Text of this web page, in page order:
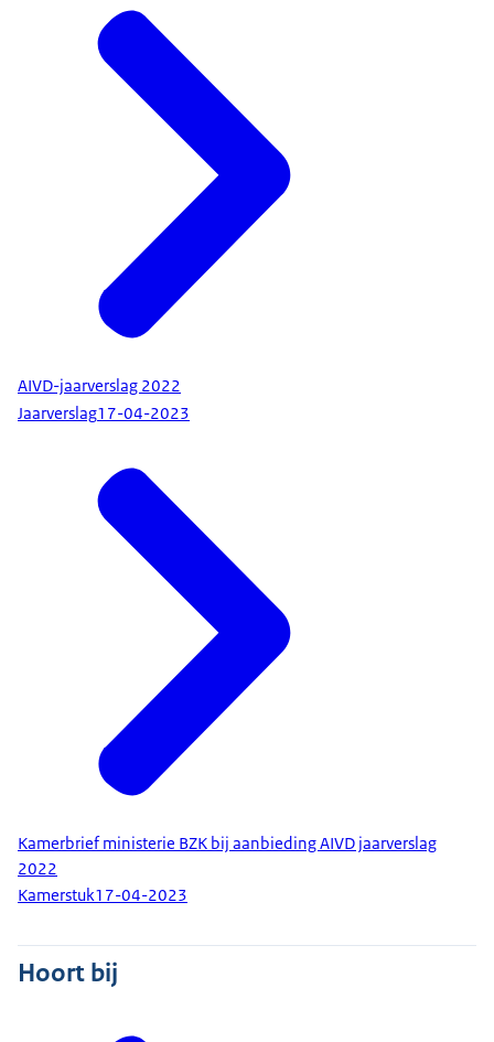
AIVD-jaarverslag 2022
Jaarverslag17-04-2023
Kamerbrief ministerie BZK bij aanbieding AIVD jaarverslag
2022
Kamerstuk17-04-2023
Hoort bij